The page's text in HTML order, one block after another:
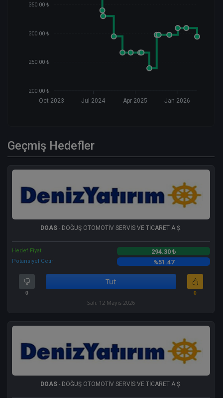
350.00 ₺
300.00 ₺
250.00 ₺
200.00 ₺
Oct 2023 Jul 2024 Apr 2025 Jan 2026
Geçmiş Hedefler
DOAS - DOĞUŞ OTOMOTİV SERVİS VE TİCARET A.Ş.
Hedef Fiyat 294.30 ₺
Potansiyel Getiri %51.47
0
Tut
0
Salı, 12 Mayıs 2026
DOAS - DOĞUŞ OTOMOTİV SERVİS VE TİCARET A.Ş.